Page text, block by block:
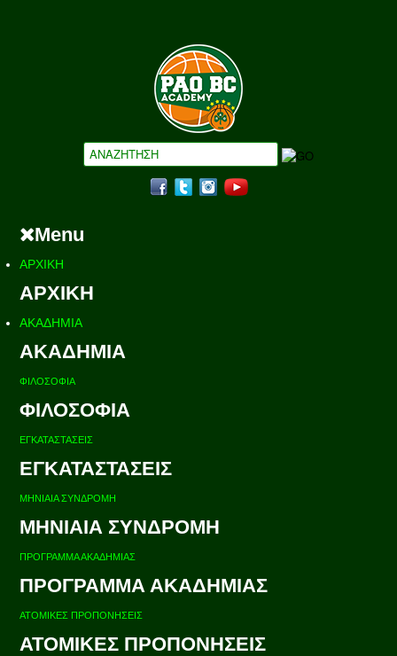
Menu
ΑΡΧΙΚΗ
ΑΡΧΙΚΗ
ΑΚΑΔΗΜΙΑ
ΑΚΑΔΗΜΙΑ
ΦΙΛΟΣΟΦΙΑ
ΦΙΛΟΣΟΦΙΑ
ΕΓΚΑΤΑΣΤΑΣΕΙΣ
ΕΓΚΑΤΑΣΤΑΣΕΙΣ
ΜΗΝΙΑΙΑ ΣΥΝΔΡΟΜΗ
ΜΗΝΙΑΙΑ ΣΥΝΔΡΟΜΗ
ΠΡΟΓΡΑΜΜΑ ΑΚΑΔΗΜΙΑΣ
ΠΡΟΓΡΑΜΜΑ ΑΚΑΔΗΜΙΑΣ
ΑΤΟΜΙΚΕΣ ΠΡΟΠΟΝΗΣΕΙΣ
ΑΤΟΜΙΚΕΣ ΠΡΟΠΟΝΗΣΕΙΣ